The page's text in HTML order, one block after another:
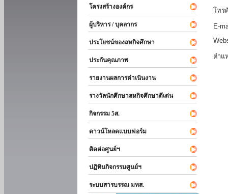
โครงสร้างองค์กร
ผู้บริหาร / บุคลากร
ประโยชน์ของสหกิจศึกษา
ประกันคุณภาพ
รายงานผลการดำเนินงาน
รางวัลนักศึกษาสหกิจศึกษาดีเด่น
กิจกรรม 5ส.
ดาวน์โหลดแบบฟอร์ม
ติดต่อศูนย์ฯ
ปฏิทินกิจกรรมศูนย์ฯ
ระบบสารบรรณ มทส.
โทร
E-
ตำแ